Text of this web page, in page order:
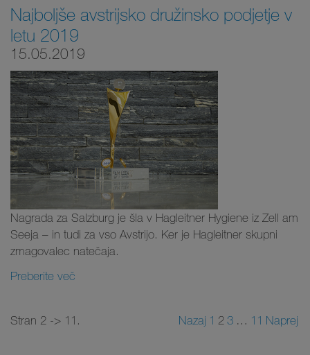
Najboljše avstrijsko družinsko podjetje v
letu 2019
15.05.2019
Nagrada za Salzburg je šla v Hagleitner Hygiene iz Zell am
Seeja – in tudi za vso Avstrijo. Ker je Hagleitner skupni
zmagovalec natečaja.
Preberite več
Stran 2 -> 11. Nazaj 1 2 3 … 11 Naprej